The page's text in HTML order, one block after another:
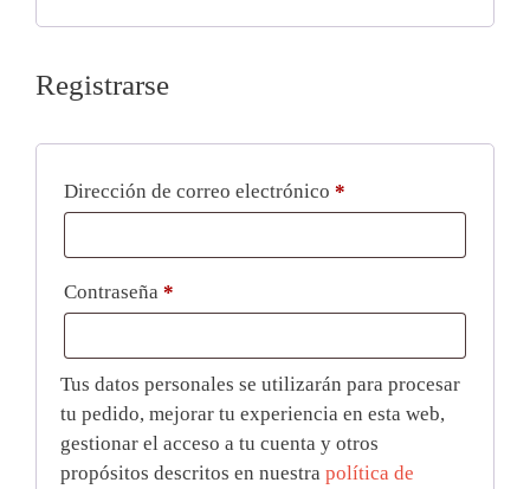
Registrarse
Dirección de correo electrónico *
Contraseña *
Tus datos personales se utilizarán para procesar
tu pedido, mejorar tu experiencia en esta web,
gestionar el acceso a tu cuenta y otros
propósitos descritos en nuestra política de